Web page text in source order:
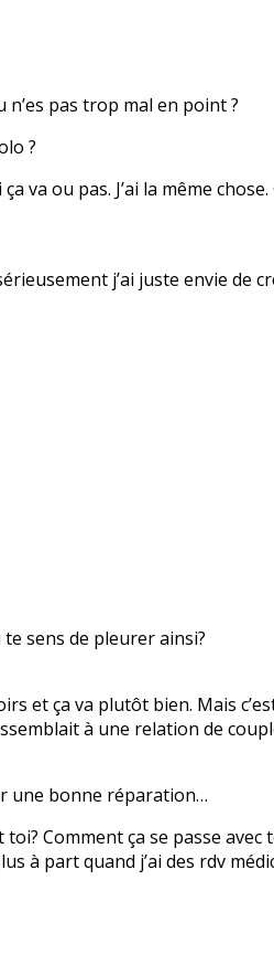
n’es pas trop mal en point ?
?
va ou pas. J’ai la même
j’ai juste envie de
sens de pleurer ainsi?
et ça va plutôt bien. Mais
à une relation de
une bonne réparation…
Comment ça se passe avec
à part quand j’ai des rdv